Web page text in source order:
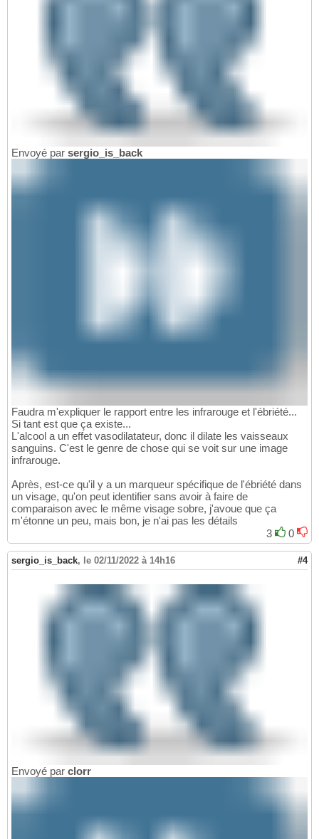
Envoyé par sergio_is_back
Faudra m'expliquer le rapport entre les infrarouge et l'ébriété...
Si tant est que ça existe...
L'alcool a un effet vasodilatateur, donc il dilate les vaisseaux
sanguins. C'est le genre de chose qui se voit sur une image
infrarouge.
Après, est-ce qu'il y a un marqueur spécifique de l'ébriété dans
un visage, qu'on peut identifier sans avoir à faire de
comparaison avec le même visage sobre, j'avoue que ça
m'étonne un peu, mais bon, je n'ai pas les détails
3
0
sergio_is_back, le 02/11/2022 à 14h16 #4
Envoyé par clorr